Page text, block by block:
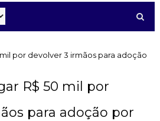
por devolver 3 irmãos para adoção
R$ 50 mil por
para adoção por